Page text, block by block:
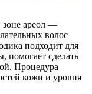
ареол —
волос
подходит для
помогает сделать
Процедура
кожи и уровня